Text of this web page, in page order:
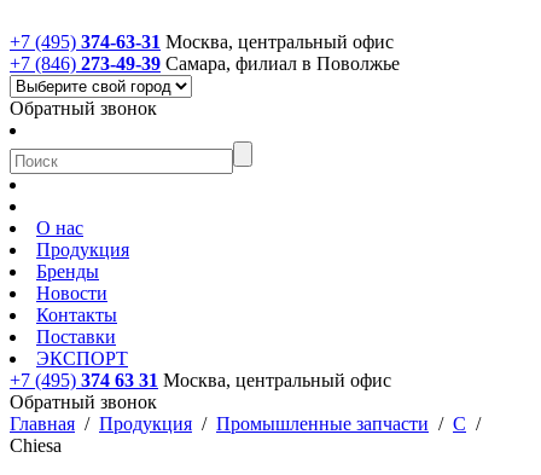
+7 (495) 374-63-31 Москва, центральный офис
+7 (846) 273-49-39 Самара, филиал в Поволжье
Обратный звонок
О нас
Продукция
Бренды
Новости
Контакты
Поставки
ЭКСПОРТ
+7 (495) 374 63 31 Москва, центральный офис
Обратный звонок
Главная / Продукция / Промышленные запчасти / C /
Chiesa